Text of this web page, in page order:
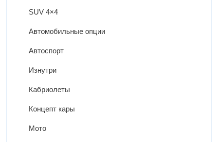
SUV 4×4
Автомобильные опции
Автоспорт
Изнутри
Кабриолеты
Концепт кары
Мото